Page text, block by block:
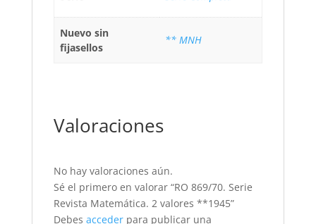
Nuevo sin
fijasellos
** MNH
Valoraciones
No hay valoraciones aún.
Sé el primero en valorar “RO 869/70. Serie
Revista Matemática. 2 valores **1945”
Debes accederpara publicar una